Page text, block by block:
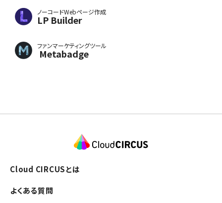
ノーコードWebページ作成
LP Builder
ファンマーケティングツール
Metabadge
Cloud CIRCUSとは
よくある質問